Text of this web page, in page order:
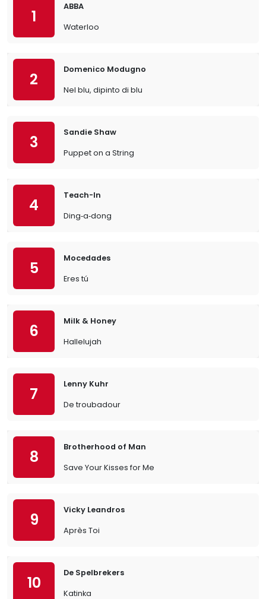
1
ABBA
Waterloo
2
Domenico Modugno
Nel blu, dipinto di blu
3
Sandie Shaw
Puppet on a String
4
Teach-In
Ding‐a‐dong
5
Mocedades
Eres tú
6
Milk & Honey
Hallelujah
7
Lenny Kuhr
De troubadour
8
Brotherhood of Man
Save Your Kisses for Me
9
Vicky Leandros
Après Toi
10
De Spelbrekers
Katinka